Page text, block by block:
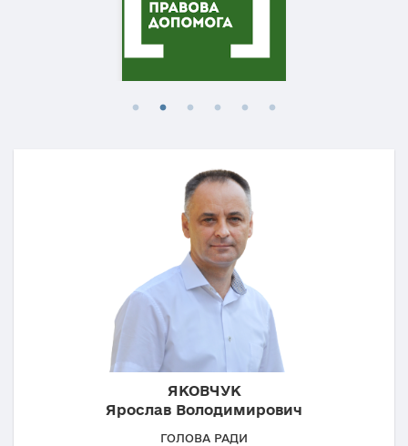
ЯКОВЧУК
Ярослав Володимирович
ГОЛОВА РАДИ